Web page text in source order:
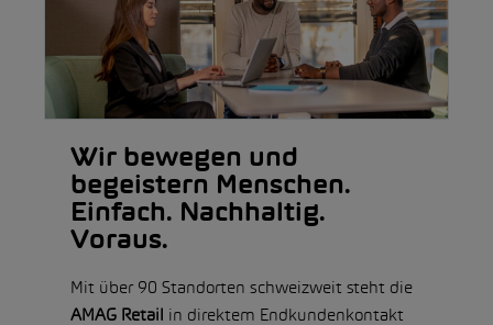
Wir bewegen und
begeistern Menschen.
Einfach. Nachhaltig.
Voraus.
Mit über 90 Standorten schweizweit steht die
AMAG Retail in direktem Endkundenkontakt